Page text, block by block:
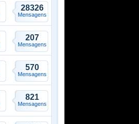
28326
Mensagens
207
Mensagens
570
Mensagens
821
Mensagens